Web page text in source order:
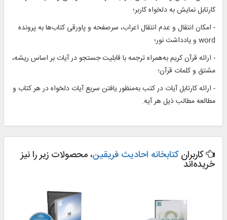
کارتابل نمایش به دلخواه کاربر؛
- امکان انتقال و عدم انتقال اعراب، سرصفحه و پاورقی کتاب‌ها به پرونده
word و يادداشت نور؛
- ارائه قرآن کریم به‌همراه ترجمه با قابلیت جستجو در آیات بر اساس ریشه،
مشتق و کلمات قرآن؛
- ارائه کارتابل آیات در کتب به‌منظور یافتن سریع آیات دلخواه در هر کتاب و
مطالعه مطالب ذیل هر آیه.
کاربرانکتابخانه احادیث فریقین، محصولات زیر را نیز
خریده‌اند